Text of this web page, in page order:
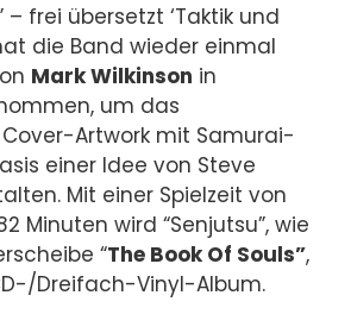
– frei übersetzt ‘Taktik und
die Band wieder einmal
Mark Wilkinson in
um das
Artwork mit Samurai-
einer Idee von Steve
Mit einer Spielzeit von
Minuten wird “Senjutsu”, wie
“The Book Of Souls”,
Dreifach-Vinyl-Album.